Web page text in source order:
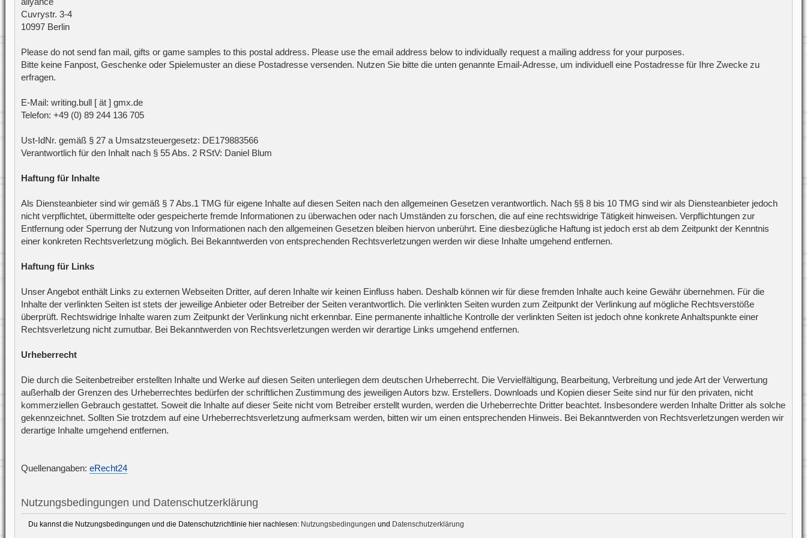
Cuvrystr. 3-4
10997 Berlin
Please do not send fan mail, gifts or game samples to this postal address. Please use the email address below to individually request a mailing address for your purposes.
Bitte keine Fanpost, Geschenke oder Spielemuster an diese Postadresse versenden. Nutzen Sie bitte die unten genannte Email-Adresse, um individuell eine Postadresse für Ihre Zwecke zu
erfragen.
E-Mail: writing.bull [ ät ] gmx.de
Telefon: +49 (0) 89 244 136 705
Ust-IdNr. gemäß § 27 a Umsatzsteuergesetz: DE179883566
Verantwortlich für den Inhalt nach § 55 Abs. 2 RStV: Daniel Blum
Haftung für Inhalte
Als Diensteanbieter sind wir gemäß § 7 Abs.1 TMG für eigene Inhalte auf diesen Seiten nach den allgemeinen Gesetzen verantwortlich. Nach §§ 8 bis 10 TMG sind wir als Diensteanbieter jedoch
nicht verpflichtet, übermittelte oder gespeicherte fremde Informationen zu überwachen oder nach Umständen zu forschen, die auf eine rechtswidrige Tätigkeit hinweisen. Verpflichtungen zur
Entfernung oder Sperrung der Nutzung von Informationen nach den allgemeinen Gesetzen bleiben hiervon unberührt. Eine diesbezügliche Haftung ist jedoch erst ab dem Zeitpunkt der Kenntnis
einer konkreten Rechtsverletzung möglich. Bei Bekanntwerden von entsprechenden Rechtsverletzungen werden wir diese Inhalte umgehend entfernen.
Haftung für Links
Unser Angebot enthält Links zu externen Webseiten Dritter, auf deren Inhalte wir keinen Einfluss haben. Deshalb können wir für diese fremden Inhalte auch keine Gewähr übernehmen. Für die
Inhalte der verlinkten Seiten ist stets der jeweilige Anbieter oder Betreiber der Seiten verantwortlich. Die verlinkten Seiten wurden zum Zeitpunkt der Verlinkung auf mögliche Rechtsverstöße
überprüft. Rechtswidrige Inhalte waren zum Zeitpunkt der Verlinkung nicht erkennbar. Eine permanente inhaltliche Kontrolle der verlinkten Seiten ist jedoch ohne konkrete Anhaltspunkte einer
Rechtsverletzung nicht zumutbar. Bei Bekanntwerden von Rechtsverletzungen werden wir derartige Links umgehend entfernen.
Urheberrecht
Die durch die Seitenbetreiber erstellten Inhalte und Werke auf diesen Seiten unterliegen dem deutschen Urheberrecht. Die Vervielfältigung, Bearbeitung, Verbreitung und jede Art der Verwertung
außerhalb der Grenzen des Urheberrechtes bedürfen der schriftlichen Zustimmung des jeweiligen Autors bzw. Erstellers. Downloads und Kopien dieser Seite sind nur für den privaten, nicht
kommerziellen Gebrauch gestattet. Soweit die Inhalte auf dieser Seite nicht vom Betreiber erstellt wurden, werden die Urheberrechte Dritter beachtet. Insbesondere werden Inhalte Dritter als solche
gekennzeichnet. Sollten Sie trotzdem auf eine Urheberrechtsverletzung aufmerksam werden, bitten wir um einen entsprechenden Hinweis. Bei Bekanntwerden von Rechtsverletzungen werden wir
derartige Inhalte umgehend entfernen.
Quellenangaben: eRecht24
Nutzungsbedingungen und Datenschutzerklärung
Du kannst die Nutzungsbedingungen und die Datenschutzrichtlinie hier nachlesen: Nutzungsbedingungen und Datenschutzerklärung